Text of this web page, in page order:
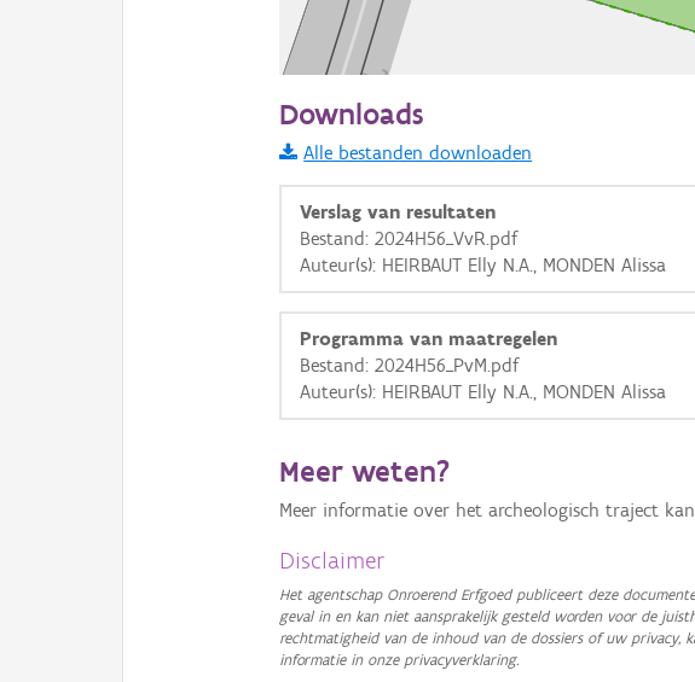
Informatie Vlaanderen
i
+ −
OSM-Basiskaart
GRB-Basiskaart in grijswaarden
Downloads
Alle bestanden downloaden
Verslag van resultaten
Bestand: 2024H56_VvR.pdf
Auteur(s): HEIRBAUT Elly N.A., MONDEN Alissa
Programma van maatregelen
Bestand: 2024H56_PvM.pdf
Auteur(s): HEIRBAUT Elly N.A., MONDEN Alissa
Meer weten?
Meer informatie over het archeologisch traject
Disclaimer
Het agentschap Onroerend Erfgoed publiceert deze
geval in en kan niet aansprakelijk gesteld worden voor de
rechtmatigheid van de inhoud van de dossiers of uw privacy,
informatie in onze privacyverklaring.